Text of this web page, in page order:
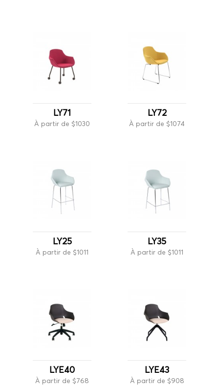
LY71
À partir de $1030
LY72
À partir de $1074
LY25
À partir de $1011
LY35
À partir de $1011
LYE40
À partir de $768
LYE43
À partir de $908